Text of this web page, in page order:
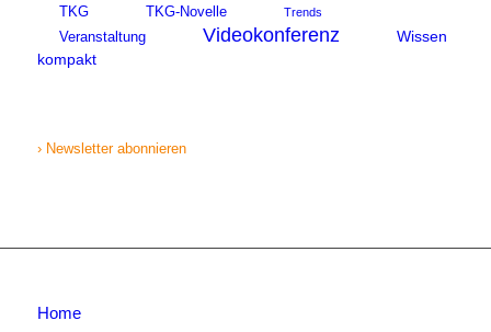
TKG TKG-Novelle Trends
Veranstaltung Videokonferenz
Wissen
kompakt
› Newsletter abonnieren
Home